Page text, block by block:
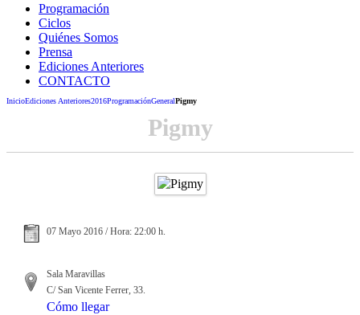
Programación
Ciclos
Quiénes Somos
Prensa
Ediciones Anteriores
CONTACTO
InicioEdiciones Anteriores2016ProgramaciónGeneralPigmy
Pigmy
07 Mayo 2016 / Hora: 22:00 h.
Sala Maravillas
C/ San Vicente Ferrer, 33.
Cómo llegar